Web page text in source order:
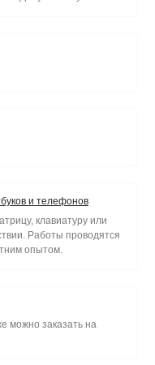
и телефонов
клавиатуру или
Работы проводятся
опытом.
можно заказать на